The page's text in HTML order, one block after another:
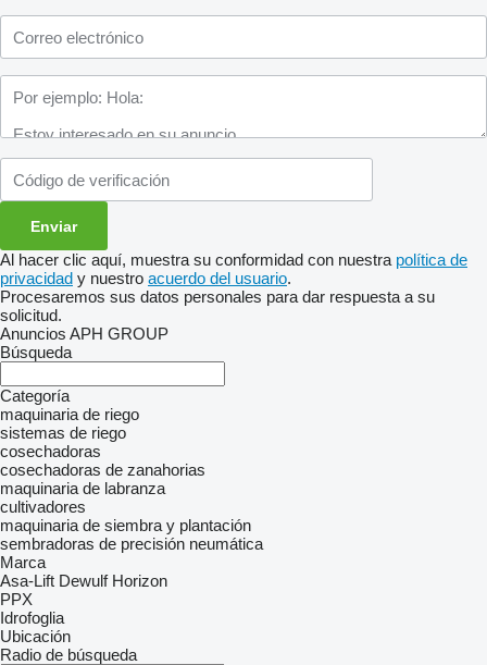
Al hacer clic aquí, muestra su conformidad con nuestra política de
privacidad y nuestro acuerdo del usuario.
Procesaremos sus datos personales para dar respuesta a su
solicitud.
Anuncios APH GROUP
Búsqueda
Categoría
maquinaria de riego
sistemas de riego
cosechadoras
cosechadoras de zanahorias
maquinaria de labranza
cultivadores
maquinaria de siembra y plantación
sembradoras de precisión neumática
Marca
Asa-Lift Dewulf Horizon
PPX
Idrofoglia
Ubicación
Radio de búsqueda